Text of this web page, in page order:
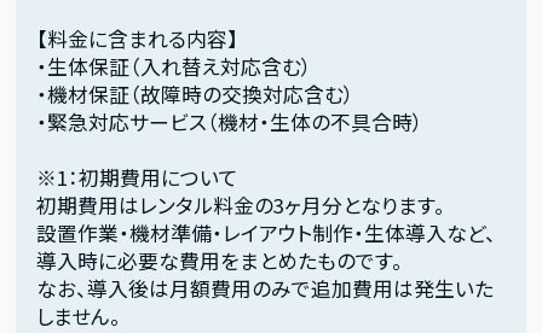
【料金に含まれる内容】
・生体保証（入れ替え対応含む）
・機材保証（故障時の交換対応含む）
・緊急対応サービス（機材・生体の不具合時）
※1：初期費用について
初期費用はレンタル料金の3ヶ月分となります。
設置作業・機材準備・レイアウト制作・生体導入など、
導入時に必要な費用をまとめたものです。
なお、導入後は月額費用のみで追加費用は発生いた
しません。